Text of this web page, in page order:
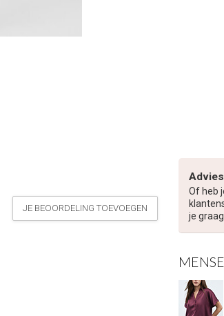
JE BEOORDELING TOEVOEGEN
Of heb
je